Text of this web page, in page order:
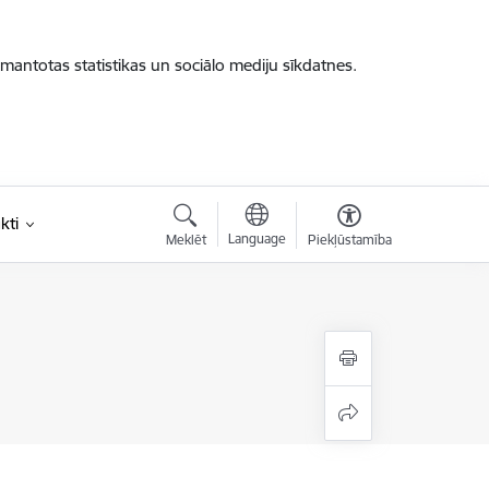
statistikas un sociālo mediju sīkdatnes.
Meklēt Language Piekļūstamība